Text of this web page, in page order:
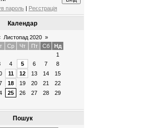
пароль | Реєстрація
Календар
Листопад 2020 »
Ср Чт Пт Сб
Нд
1
4 5 6 7
8
11 12 13 14
15
18 19 20 21
22
25 26 27 28
29
Пошук